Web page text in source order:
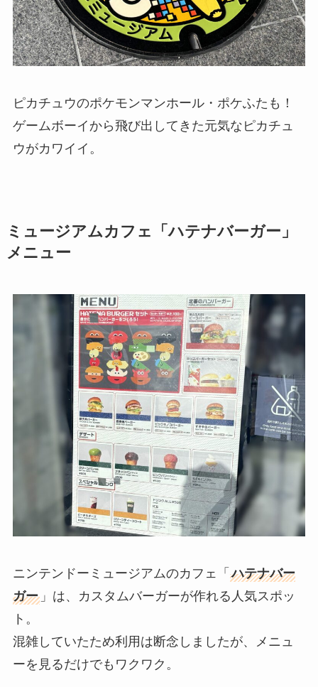
ピカチュウのポケモンマンホール・ポケふたも！
ゲームボーイから飛び出してきた元気なピカチュ
ウがカワイイ。
ミュージアムカフェ「ハテナバーガー」
メニュー
ニンテンドーミュージアムのカフェ「 ハテナバー
ガー」は、カスタムバーガーが作れる人気スポッ
ト。
混雑していたため利用は断念しましたが、メニュ
ーを見るだけでもワクワク。